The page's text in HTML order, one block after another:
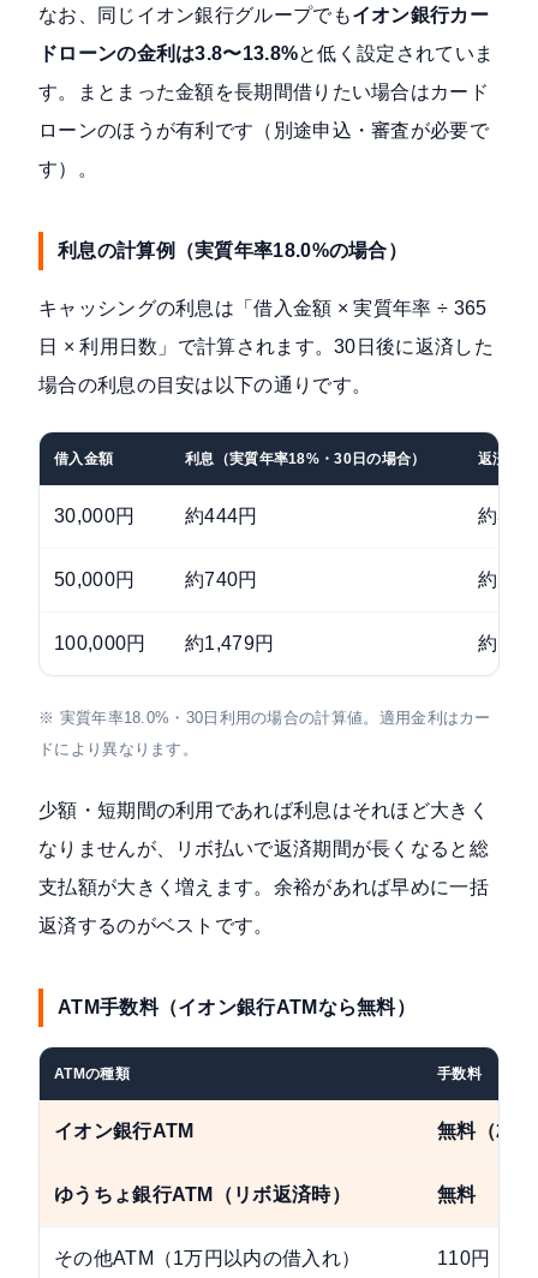
なお、同じイオン銀行グループでもイオン銀行カー
ドローンの金利は3.8〜13.8%と低く設定されていま
す。まとまった金額を長期間借りたい場合はカード
ローンのほうが有利です（別途申込・審査が必要で
す）。
利息の計算例（実質年率18.0%の場合）
キャッシングの利息は「借入金額 × 実質年率 ÷ 365
日 × 利用日数」で計算されます。30日後に返済した
場合の利息の目安は以下の通りです。
借入金額 利息（実質年率18%・30日の場合） 返済総額
30,000円 約444円 約
50,000円 約740円 約
100,000円 約1,479円 約
※ 実質年率18.0%・30日利用の場合の計算値。適用金利はカー
ドにより異なります。
少額・短期間の利用であれば利息はそれほど大きく
なりませんが、リボ払いで返済期間が長くなると総
支払額が大きく増えます。余裕があれば早めに一括
返済するのがベストです。
ATM手数料（イオン銀行ATMなら無料）
ATMの種類 手数料
イオン銀行ATM 無料（24
ゆうちょ銀行ATM（リボ返済時） 無料
その他ATM（1万円以内の借入れ） 110円